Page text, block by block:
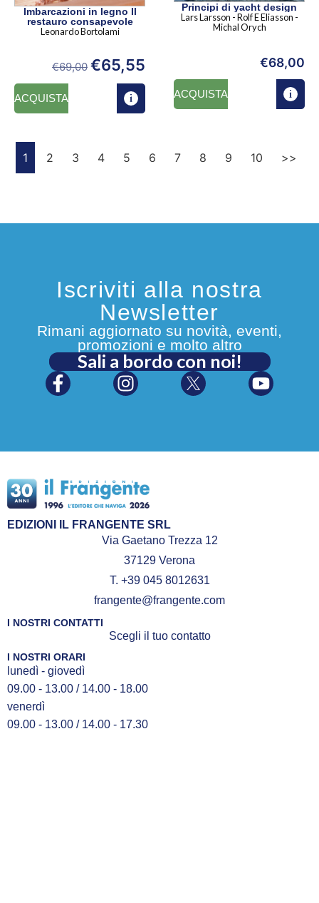
Imbarcazioni in legno Il
restauro consapevole
Leonardo Bortolami
€69,00 €65,55
ACQUISTA
Principi di yacht design
Lars Larsson - Rolf E Eliasson -
Michal Orych
€68,00
ACQUISTA
1 2 3 4 5 6 7 8 9 10 >>
Iscriviti alla nostra
Newsletter
Rimani aggiornato su novità, eventi,
promozioni e molto altro
Sali a bordo con noi!
EDIZIONI IL FRANGENTE SRL
Via Gaetano Trezza 12
37129 Verona
T. +39 045 8012631
frangente@frangente.com
I NOSTRI CONTATTI
Scegli il tuo contatto
I NOSTRI ORARI
lunedì - giovedì
09.00 - 13.00 / 14.00 - 18.00
venerdì
09.00 - 13.00 / 14.00 - 17.30